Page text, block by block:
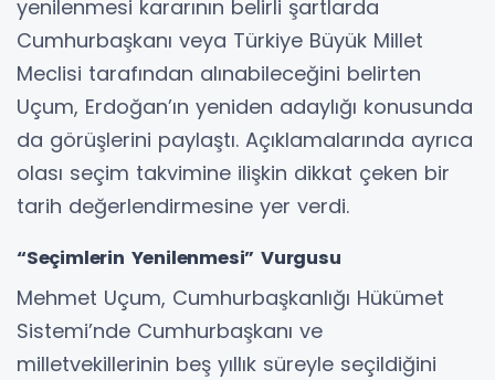
yenilenmesi kararının belirli şartlarda
Cumhurbaşkanı veya Türkiye Büyük Millet
Meclisi tarafından alınabileceğini belirten
Uçum, Erdoğan’ın yeniden adaylığı konusunda
da görüşlerini paylaştı. Açıklamalarında ayrıca
olası seçim takvimine ilişkin dikkat çeken bir
tarih değerlendirmesine yer verdi.
“Seçimlerin Yenilenmesi” Vurgusu
Mehmet Uçum, Cumhurbaşkanlığı Hükümet
Sistemi’nde Cumhurbaşkanı ve
milletvekillerinin beş yıllık süreyle seçildiğini